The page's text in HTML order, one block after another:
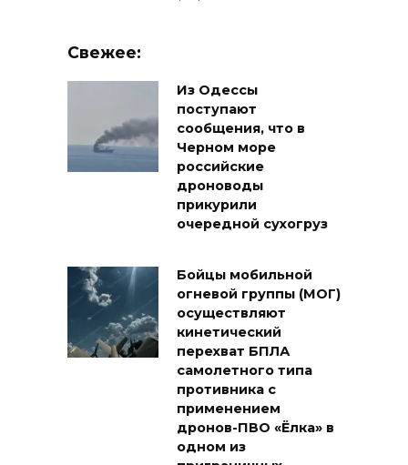
Свежее:
Из Одессы
поступают
сообщения, что в
Черном море
российские
дроноводы
прикурили
очередной сухогруз
Бойцы мобильной
огневой группы (МОГ)
осуществляют
кинетический
перехват БПЛА
самолетного типа
противника с
применением
дронов-ПВО «Ёлка» в
одном из